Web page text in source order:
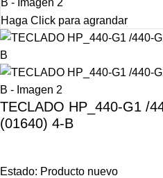
Haga Click para agrandar
TECLADO HP_440-G1 /
(01640) 4-B
Estado: Producto nuevo